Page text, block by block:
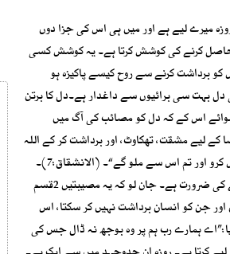
میرے لیے ہے اور میں ہی اس کی جزا دوں
حاصل کرنے کی کوشش کرتا ہے۔ یہ کوشش کسی
کو برداشت کرنے سے روح کیسے پاکیزہ ہو
بہت سی برائیوں سے داغدار ہے۔دل کا برتن
اس کے کہ دل کو مصائب کی آگ میں
لیے مشقت، تھکاوٹ، اور برداشت کر کے اللہ
تعالیٰ سے ملنے کے قابل بنانا ضروری ہے، جیسا کہ اللہ تعالیٰ کا ارشاد ہے:”اے لوگو تم اپنے رب کے لیے کوشش کرو اور تم اس سے ملو گے“۔ (الانشقاق:7)۔
اللہ تعالیٰ سے ملاقات کے لیے سچے مومن کے لیے سخت جدوجہد اور مختلف مشکلات کی آگ میں داخل ہونے کی ضرورت ہے۔ جان لو کہ یہ مصیبتیں 2قسم
جن کو انسان برداشت نہیں کر سکتا، اس
ہمارے رب ہم پر وہ بوجھ نہ ڈال جس کی